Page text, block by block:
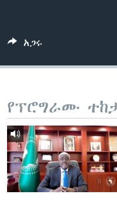
ቋንቋዎች
አጋሩ
የፕሮግራሙ